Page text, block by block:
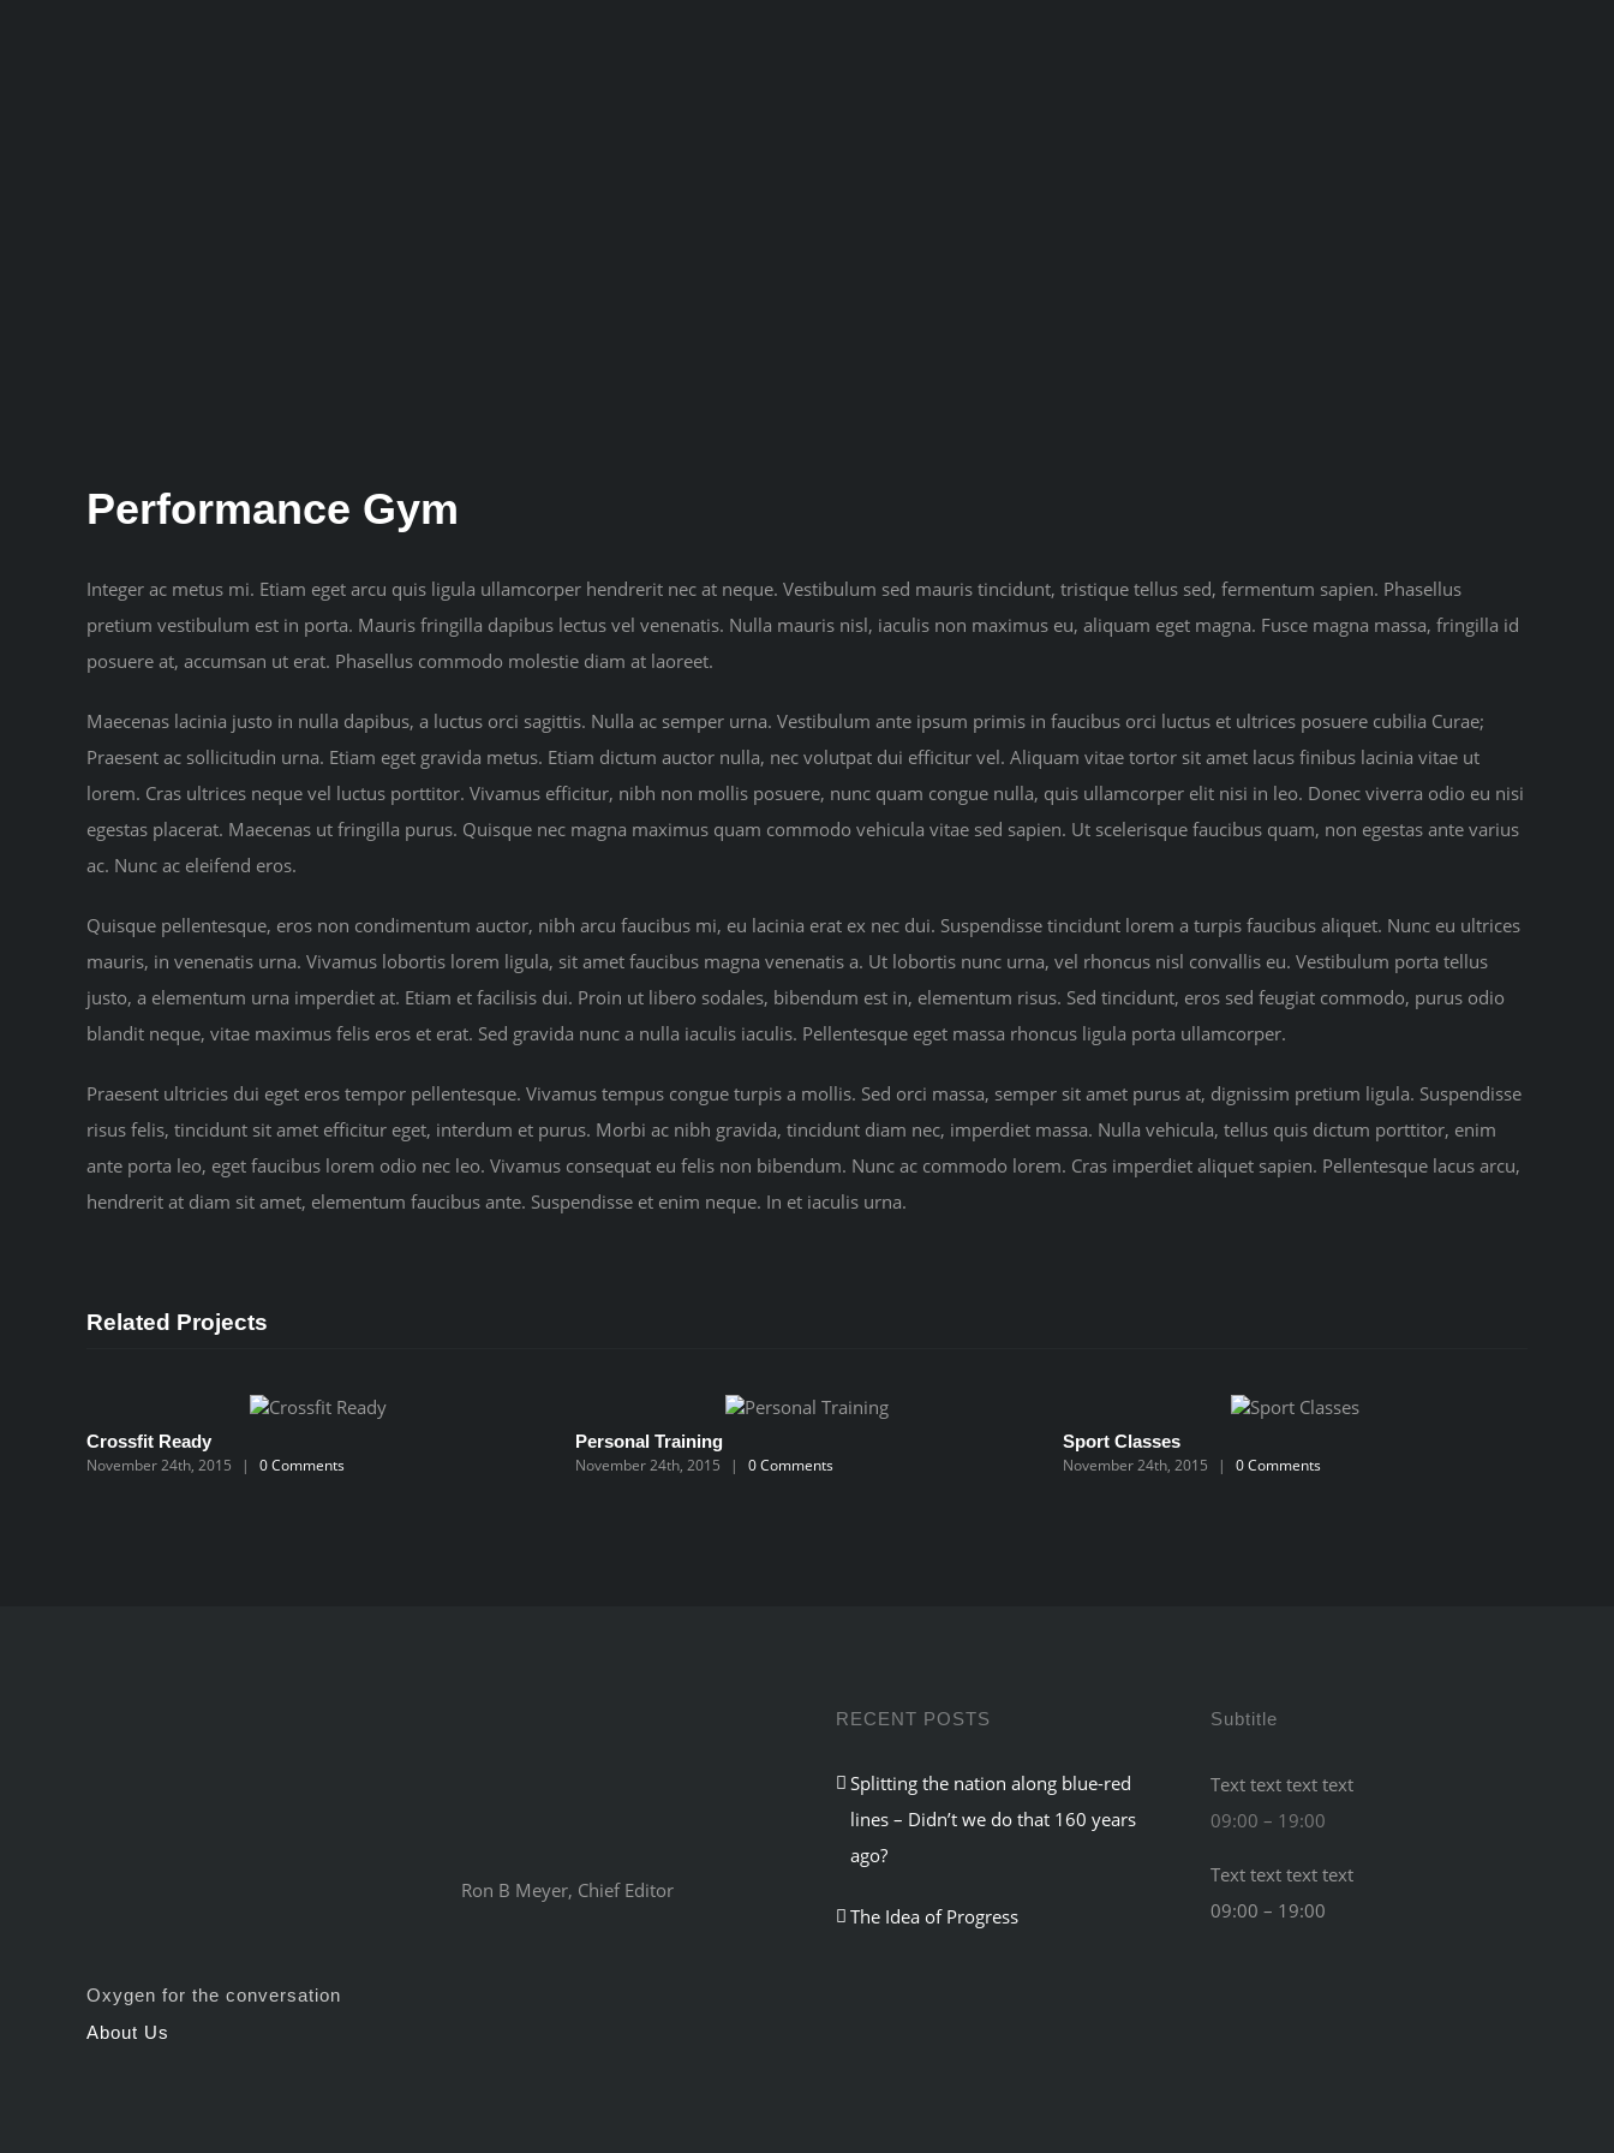
Performance Gym
Integer ac metus mi. Etiam eget arcu quis ligula ullamcorper hendrerit nec at neque. Vestibulum sed mauris tincidunt, tristique tellus sed, fermentum sapien. Phasellus
pretium vestibulum est in porta. Mauris fringilla dapibus lectus vel venenatis. Nulla mauris nisl, iaculis non maximus eu, aliquam eget magna. Fusce magna massa, fringilla id
posuere at, accumsan ut erat. Phasellus commodo molestie diam at laoreet.
Maecenas lacinia justo in nulla dapibus, a luctus orci sagittis. Nulla ac semper urna. Vestibulum ante ipsum primis in faucibus orci luctus et ultrices posuere cubilia Curae;
Praesent ac sollicitudin urna. Etiam eget gravida metus. Etiam dictum auctor nulla, nec volutpat dui efficitur vel. Aliquam vitae tortor sit amet lacus finibus lacinia vitae ut
lorem. Cras ultrices neque vel luctus porttitor. Vivamus efficitur, nibh non mollis posuere, nunc quam congue nulla, quis ullamcorper elit nisi in leo. Donec viverra odio eu nisi
egestas placerat. Maecenas ut fringilla purus. Quisque nec magna maximus quam commodo vehicula vitae sed sapien. Ut scelerisque faucibus quam, non egestas ante varius
ac. Nunc ac eleifend eros.
Quisque pellentesque, eros non condimentum auctor, nibh arcu faucibus mi, eu lacinia erat ex nec dui. Suspendisse tincidunt lorem a turpis faucibus aliquet. Nunc eu ultrices
mauris, in venenatis urna. Vivamus lobortis lorem ligula, sit amet faucibus magna venenatis a. Ut lobortis nunc urna, vel rhoncus nisl convallis eu. Vestibulum porta tellus
justo, a elementum urna imperdiet at. Etiam et facilisis dui. Proin ut libero sodales, bibendum est in, elementum risus. Sed tincidunt, eros sed feugiat commodo, purus odio
blandit neque, vitae maximus felis eros et erat. Sed gravida nunc a nulla iaculis iaculis. Pellentesque eget massa rhoncus ligula porta ullamcorper.
Praesent ultricies dui eget eros tempor pellentesque. Vivamus tempus congue turpis a mollis. Sed orci massa, semper sit amet purus at, dignissim pretium ligula. Suspendisse
risus felis, tincidunt sit amet efficitur eget, interdum et purus. Morbi ac nibh gravida, tincidunt diam nec, imperdiet massa. Nulla vehicula, tellus quis dictum porttitor, enim
ante porta leo, eget faucibus lorem odio nec leo. Vivamus consequat eu felis non bibendum. Nunc ac commodo lorem. Cras imperdiet aliquet sapien. Pellentesque lacus arcu,
hendrerit at diam sit amet, elementum faucibus ante. Suspendisse et enim neque. In et iaculis urna.
Related Projects
Crossfit Ready
November 24th, 2015
| 0 Comments
Personal Training
November 24th, 2015
| 0 Comments
Sport Classes
November 24th, 2015
| 0 Comments
Oxygen for the conversation
About Us
Ron B Meyer, Chief Editor
RECENT POSTS
Splitting the nation along blue-red
lines – Didn’t we do that 160 years
ago?
The Idea of Progress
Subtitle
Text text text text
09:00 – 19:00
Text text text text
09:00 – 19:00